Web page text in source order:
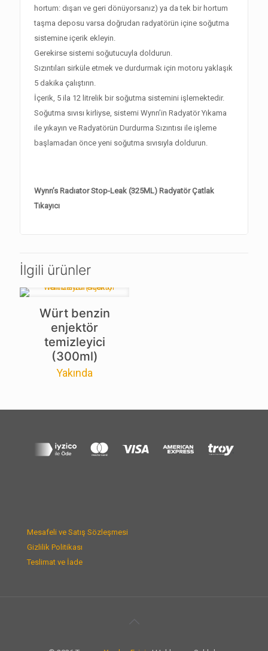
hortum: dışarı ve geri dönüyorsanız) ya da tek bir hortum
taşma deposu varsa doğrudan radyatörün içine soğutma
sistemine içerik ekleyin.
Gerekirse sistemi soğutucuyla doldurun.
Sızıntıları sirküle etmek ve durdurmak için motoru yaklaşık
5 dakika çalıştırın.
İçerik, 5 ila 12 litrelik bir soğutma sistemini işlemektedir.
Soğutma sıvısı kirliyse, sistemi Wynn’in Radyatör Yıkama
ile yıkayın ve Radyatörün Durdurma Sızıntısı ile işleme
başlamadan önce yeni soğutma sıvısıyla doldurun.
Wynn’s Radıator Stop-Leak (325ML) Radyatör Çatlak
Tıkayıcı
İlgili ürünler
Würt benzin
enjektör
temizleyici
(300ml)
Yakında
Mesafeli ve Satış Sözleşmesi
Gizlilik Politikası
Teslimat ve İade